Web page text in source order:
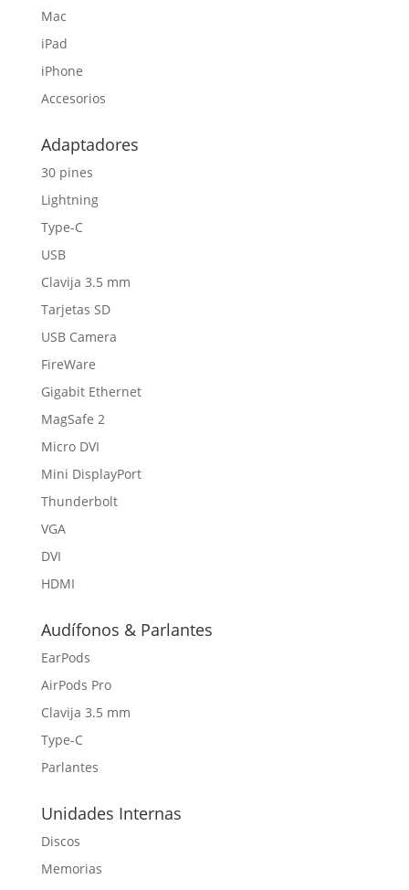
Mac
iPad
iPhone
Accesorios
Adaptadores
30 pines
Lightning
Type-C
USB
Clavija 3.5 mm
Tarjetas SD
USB Camera
FireWare
Gigabit Ethernet
MagSafe 2
Micro DVI
Mini DisplayPort
Thunderbolt
VGA
DVI
HDMI
Audífonos & Parlantes
EarPods
AirPods Pro
Clavija 3.5 mm
Type-C
Parlantes
Unidades Internas
Discos
Memorias